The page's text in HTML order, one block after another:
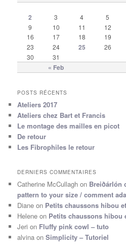
« Feb
2 3 4 5
9 10 11 12
16
17 18 19
23
24 25 26
30
31
POSTS RÉCENTS
Ateliers 2017
Ateliers chez Bart et Francis
Le montage des mailles en picot
De retour
Les Fibrophiles le retour
DERNIERS COMMENTAIRES
Catherine McCullagh on Breiðárlón
pattern to your size / comment
Diane on Petits chaussons hibou
Helene on Petits chaussons hibou
Jeri on Fluffy pink cowl – tuto
alvina onSimplicity – Tutoriel